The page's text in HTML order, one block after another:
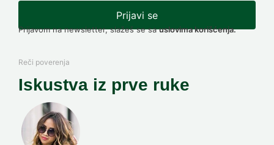
Prijavi se
Prijavom na newsletter, slažeš se sauslovima korišćenja.
Reči poverenja
Iskustva iz prve ruke